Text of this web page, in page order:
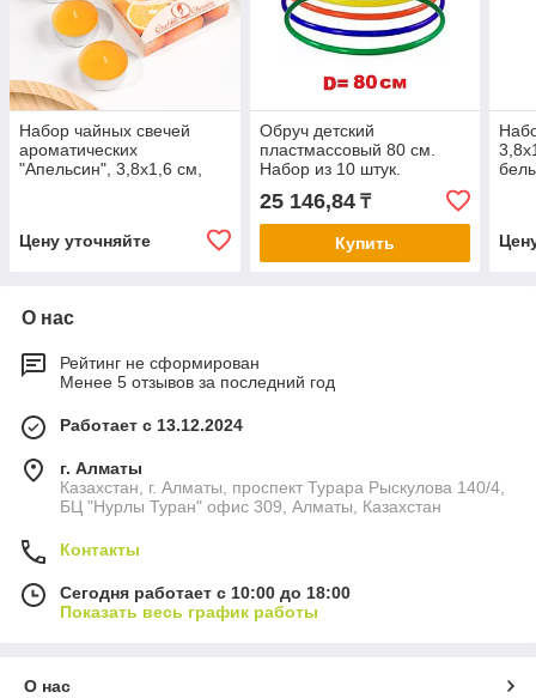
Набор чайных свечей
ароматических
"Апельсин", 3,8х1,6 см,
Цену уточняйте
Обруч детский
пластмассовый 80 см.
Набор из 10 штук.
25 146,84₸
Купить
О нас
Рейтинг не сформирован
Менее 5 отзывов за последний год
Работает с 13.12.2024
г. Алматы
Казахстан, г. Алматы, проспект Турара Рыскулова 140/4,
БЦ "Нурлы Туран" офис 309, Алматы, Казахстан
Контакты
Сегодня работает с 10:00 до 18:00
Показать весь график работы
О нас